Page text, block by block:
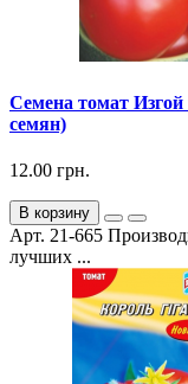
Семена томат Изгой
семян)
12.00 грн.
В корзину
Арт. 21-665
лучших ...